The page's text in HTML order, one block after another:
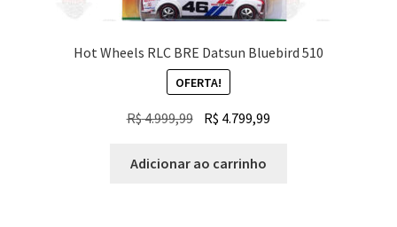
Hot Wheels RLC BRE Datsun Bluebird 510
OFERTA!
R$4.999,99
original
R$ 4.799,99
Adicionar ao carrinho